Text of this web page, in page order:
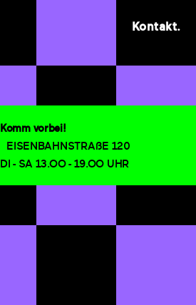
Kontakt.
Komm vorbei!
EISENBAHNSTRAßE 120
DI - SA 13.OO - 19.OO UHR